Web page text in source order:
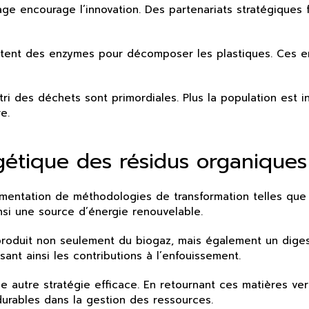
encourage l’innovation. Des partenariats stratégiques
des enzymes pour décomposer les plastiques. Ces
des déchets sont primordiales. Plus la population
des résidus organiques
de méthodologies de transformation telles
une source d’énergie renouvelable.
non seulement du biogaz, mais également un
ainsi les contributions à l’enfouissement.
autre stratégie efficace. En retournant ces matières
dans la gestion des ressources.